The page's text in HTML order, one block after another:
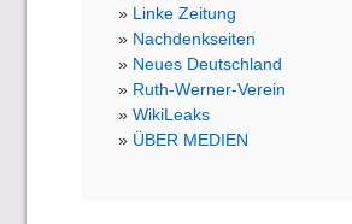
Linke Zeitung
Nachdenkseiten
Neues Deutschland
Ruth-Werner-Verein
WikiLeaks
ÜBER MEDIEN